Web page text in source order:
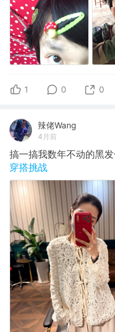
1 0 0
辣佬Wang
4月前
搞一搞我数年不动的黑
穿搭挑战